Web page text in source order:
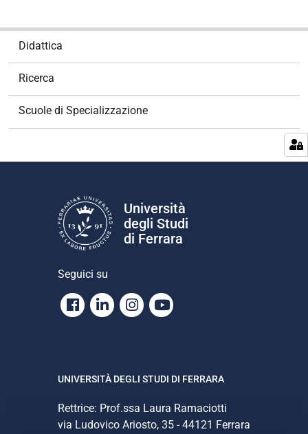
Didattica
Ricerca
Scuole di Specializzazione
Università
degli Studi
di Ferrara
Seguici su
Facebook
LinkedinInstagram
Youtube
UNIVERSITÀ DEGLI STUDI DI FERRARA
Rettrice: Prof.ssa Laura Ramaciotti
via Ludovico Ariosto, 35 - 44121 Ferrara